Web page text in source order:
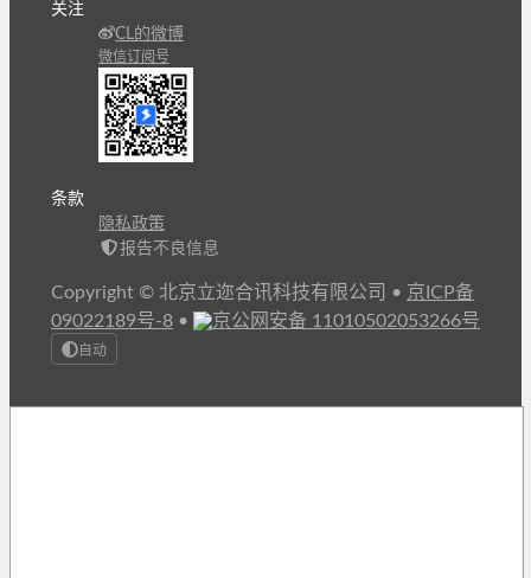
关注
CL的微博
微信订阅号
条款
隐私政策
报告不良信息
Copyright © 北京立迩合讯科技有限公司 • 京ICP备
09022189号-8 • 京公网安备 11010502053266号
自动